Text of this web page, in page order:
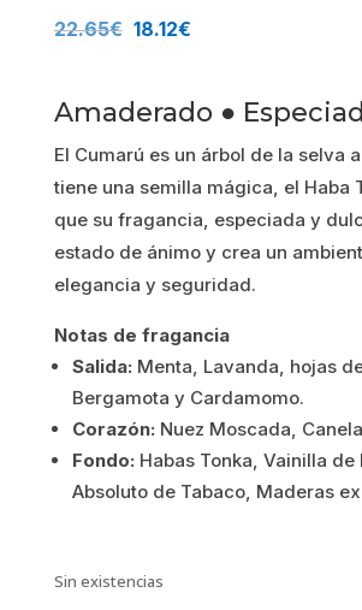
22.65€ El
original
era:
22.65€.
18.12€El
actual
es:
18.12€.
Amaderado ●
El Cumarú es un árbol de la selva
tiene una semilla mágica, el Haba
que su fragancia, especiada y
estado de ánimo y crea un
elegancia y seguridad.
Notas de fragancia
Salida: Menta, Lavanda, hojas
Bergamota y Cardamomo.
Corazón: Nuez Moscada,
Fondo: Habas Tonka, Vainilla
Absoluto de Tabaco, Maderas
Sin existencias